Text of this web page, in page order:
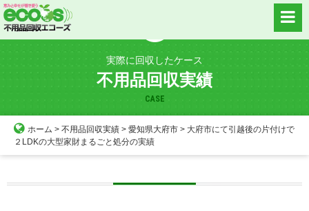
Skip
to
実際に回収したケース
不用品回収実績
CASE
ホーム > 不用品回収実績 > 愛知県大府市 > 大府市にて引越後の片付けで
２LDKの大型家財まるごと処分の実績